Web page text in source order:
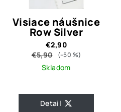
Visiace náušnice
Row Silver
€2,90
€5,90
(–50 %)
Skladom
Detail